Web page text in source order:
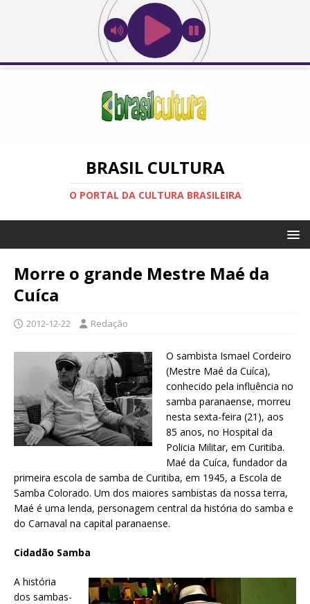
BRASIL CULTURA
O PORTAL DA CULTURA BRASILEIRA
Morre o grande Mestre Maé da
Cuíca
2012-12-22 Redação
O sambista Ismael Cordeiro
(Mestre Maé da Cuíca),
conhecido pela influência no
samba paranaense, morreu
nesta sexta-feira (21), aos
85 anos, no Hospital da
Policia Militar, em Curitiba.
Maé da Cuíca, fundador da
primeira escola de samba de Curitiba, em 1945, a Escola de
Samba Colorado. Um dos maiores sambistas da nossa terra,
Maé é uma lenda, personagem central da história do samba e
do Carnaval na capital paranaense.
Cidadão Samba
A história
dos sambas-